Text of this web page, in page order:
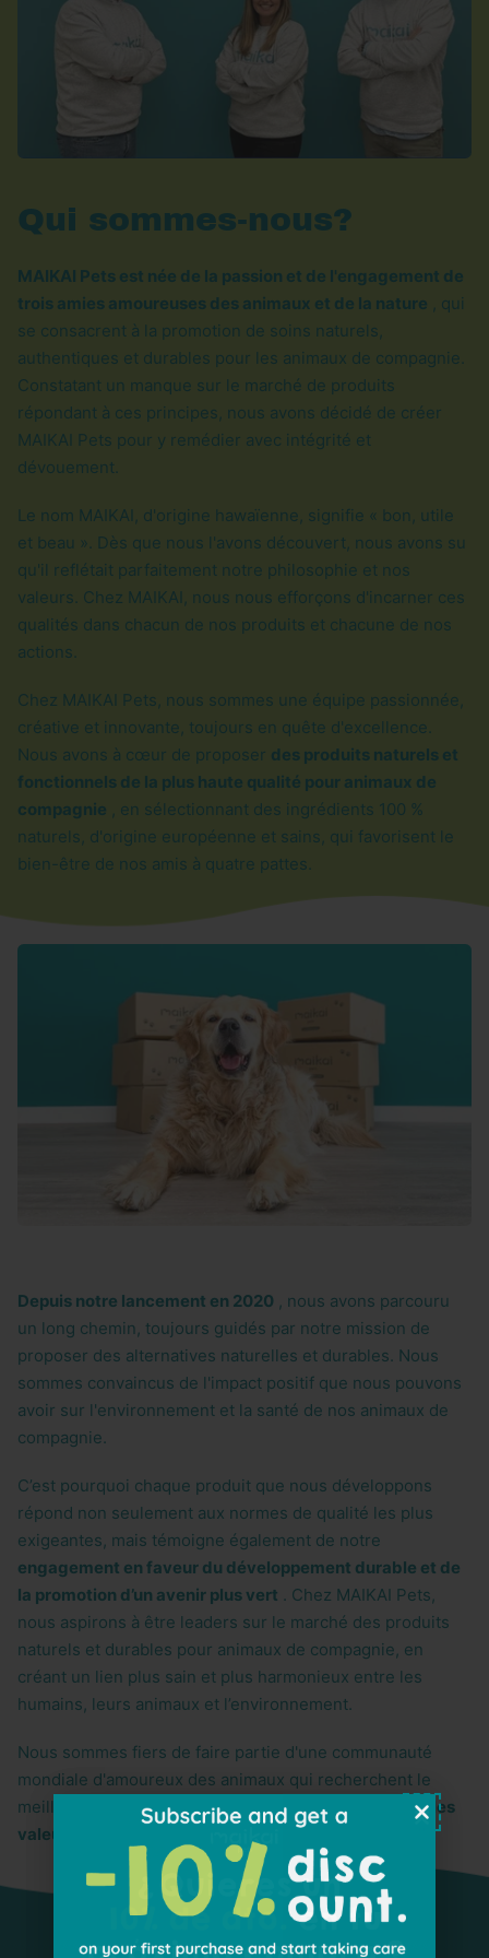
Qui sommes-nous?
MAIKAI Pets est née de la passion et de l'engagement de
trois amies amoureuses des animaux et de la nature , qui
se consacrent à la promotion de soins naturels,
authentiques et durables pour les animaux de compagnie.
Constatant un manque sur le marché de produits
répondant à ces principes, nous avons décidé de créer
MAIKAI Pets pour y remédier avec intégrité et
dévouement.
Le nom MAIKAI, d'origine hawaïenne, signifie « bon, utile
et beau ». Dès que nous l'avons découvert, nous avons su
qu'il reflétait parfaitement notre philosophie et nos
valeurs. Chez MAIKAI, nous nous efforçons d'incarner ces
qualités dans chacun de nos produits et chacune de nos
actions.
Chez MAIKAI Pets, nous sommes une équipe passionnée,
créative et innovante, toujours en quête d'excellence.
Nous avons à cœur de proposer des produits naturels et
fonctionnels de la plus haute qualité pour animaux de
compagnie , en sélectionnant des ingrédients 100 %
naturels, d'origine européenne et sains, qui favorisent le
bien-être de nos amis à quatre pattes.
Depuis notre lancement en 2020 , nous avons parcouru
un long chemin, toujours guidés par notre mission de
proposer des alternatives naturelles et durables. Nous
sommes convaincus de l'impact positif que nous pouvons
avoir sur l'environnement et la santé de nos animaux de
compagnie.
C’est pourquoi chaque produit que nous développons
répond non seulement aux normes de qualité les plus
exigeantes, mais témoigne également de notre
engagement en faveur du développement durable et de
la promotion d’un avenir plus vert . Chez MAIKAI Pets,
nous aspirons à être leaders sur le marché des produits
naturels et durables pour animaux de compagnie, en
créant un lien plus sain et plus harmonieux entre les
humains, leurs animaux et l’environnement.
Nous sommes fiers de faire partie d'une communauté
mondiale d'amoureux des animaux qui recherchent le
meilleur pour leurs compagnons, sans compromettre les
valeurs éthiques et environnementales
Notre philosophie